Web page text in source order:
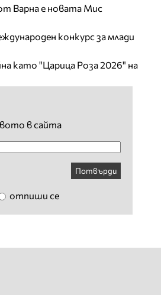
Варна е новата Мис
конкурс за млади
като "Царица Роза 2026" на
в сайта
Потвърди
отпиши се